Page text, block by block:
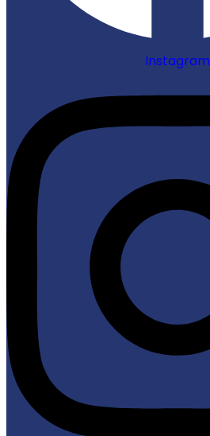
Instagram